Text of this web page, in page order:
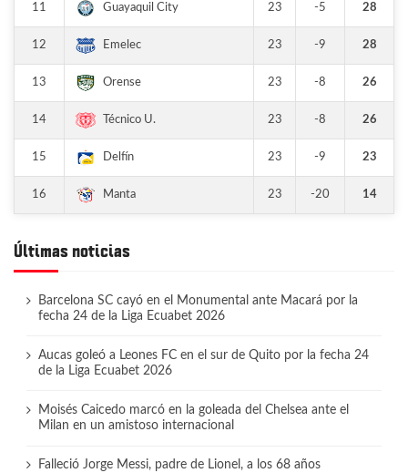
11 Guayaquil City 23 -5 28
12 Emelec 23 -9 28
13 Orense 23 -8 26
14 Técnico U. 23 -8 26
15 Delfín 23 -9 23
16 Manta 23 -20 14
Últimas noticias
Barcelona SC cayó en el Monumental ante Macará por la
fecha 24 de la Liga Ecuabet 2026
Aucas goleó a Leones FC en el sur de Quito por la fecha 24
de la Liga Ecuabet 2026
Moisés Caicedo marcó en la goleada del Chelsea ante el
Milan en un amistoso internacional
Falleció Jorge Messi, padre de Lionel, a los 68 años